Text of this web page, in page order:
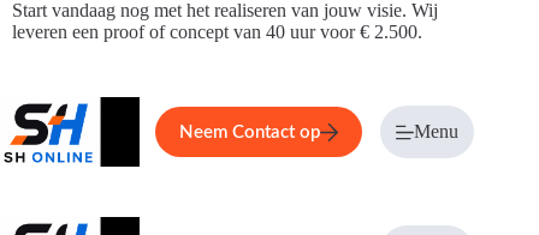
Ga
naar
Start vandaag nog met het realiseren van jouw visie. Wij
leveren een proof of concept van 40 uur voor € 2.500.
Home Service Over ons
Neem Contact op Menu